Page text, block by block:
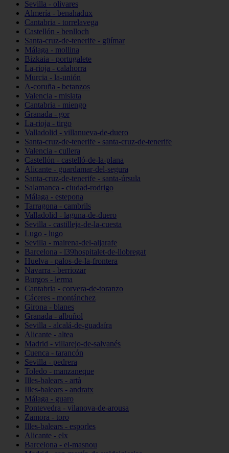
Sevilla - olivares
Almería - benahadux
Cantabria - torrelavega
Castellón - benlloch
Santa-cruz-de-tenerife - güímar
Málaga - mollina
Bizkaia - portugalete
La-rioja - calahorra
Murcia - la-unión
A-coruña - betanzos
Valencia - mislata
Cantabria - miengo
Granada - gor
La-rioja - tirgo
Valladolid - villanueva-de-duero
Santa-cruz-de-tenerife - santa-cruz-de-tenerife
Valencia - cullera
Castellón - castelló-de-la-plana
Alicante - guardamar-del-segura
Santa-cruz-de-tenerife - santa-úrsula
Salamanca - ciudad-rodrigo
Málaga - estepona
Tarragona - cambrils
Valladolid - laguna-de-duero
Sevilla - castilleja-de-la-cuesta
Lugo - lugo
Sevilla - mairena-del-aljarafe
Barcelona - l39hospitalet-de-llobregat
Huelva - palos-de-la-frontera
Navarra - berriozar
Burgos - lerma
Cantabria - corvera-de-toranzo
Cáceres - montánchez
Girona - blanes
Granada - albuñol
Sevilla - alcalá-de-guadaíra
Alicante - altea
Madrid - villarejo-de-salvanés
Cuenca - tarancón
Sevilla - pedrera
Toledo - manzaneque
Illes-balears - artà
Illes-balears - andratx
Málaga - guaro
Pontevedra - vilanova-de-arousa
Zamora - toro
Illes-balears - esporles
Alicante - elx
Barcelona - el-masnou